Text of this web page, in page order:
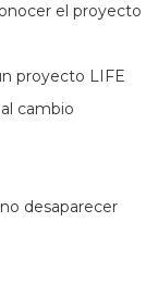
el proyecto
proyecto LIFE
cambio
desaparecer